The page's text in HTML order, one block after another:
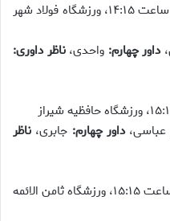
ذوب آهن اصفهان – استقلال تهران، ساعت ۱۴:۱۵، ورزشگاه فولاد شهر
داور چهارم: واحدی، ناظر داوری:
عباسی،داور چهارم: جابری، ناظر
ابومسلم مشهد – راه آهن شهرری، ساعت ۱۵:۱۵، ورزشگاه ثامن الائمه